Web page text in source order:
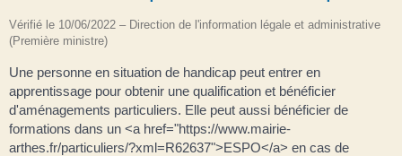
Vérifié le 10/06/2022 – Direction de l'information légale et administrative
(Première ministre)
Une personne en situation de handicap peut entrer en
apprentissage pour obtenir une qualification et bénéficier
d'aménagements particuliers. Elle peut aussi bénéficier de
formations dans un <a href="https://www.mairie-
arthes.fr/particuliers/?xml=R62637">ESPO</a> en cas de